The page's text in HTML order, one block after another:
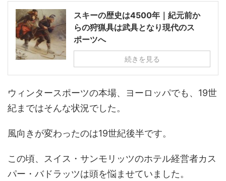
スキーの歴史は4500年｜紀元前か
らの狩猟具は武具となり現代のス
ポーツへ
続きを見る
ウィンタースポーツの本場、ヨーロッパでも、19世
紀まではそんな状況でした。
風向きが変わったのは19世紀後半です。
この頃、スイス・サンモリッツのホテル経営者カス
パー・バドラッツは頭を悩ませていました。